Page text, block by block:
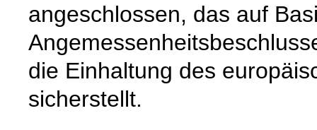
angeschlossen, das auf
die Einhaltung des
sicherstellt.